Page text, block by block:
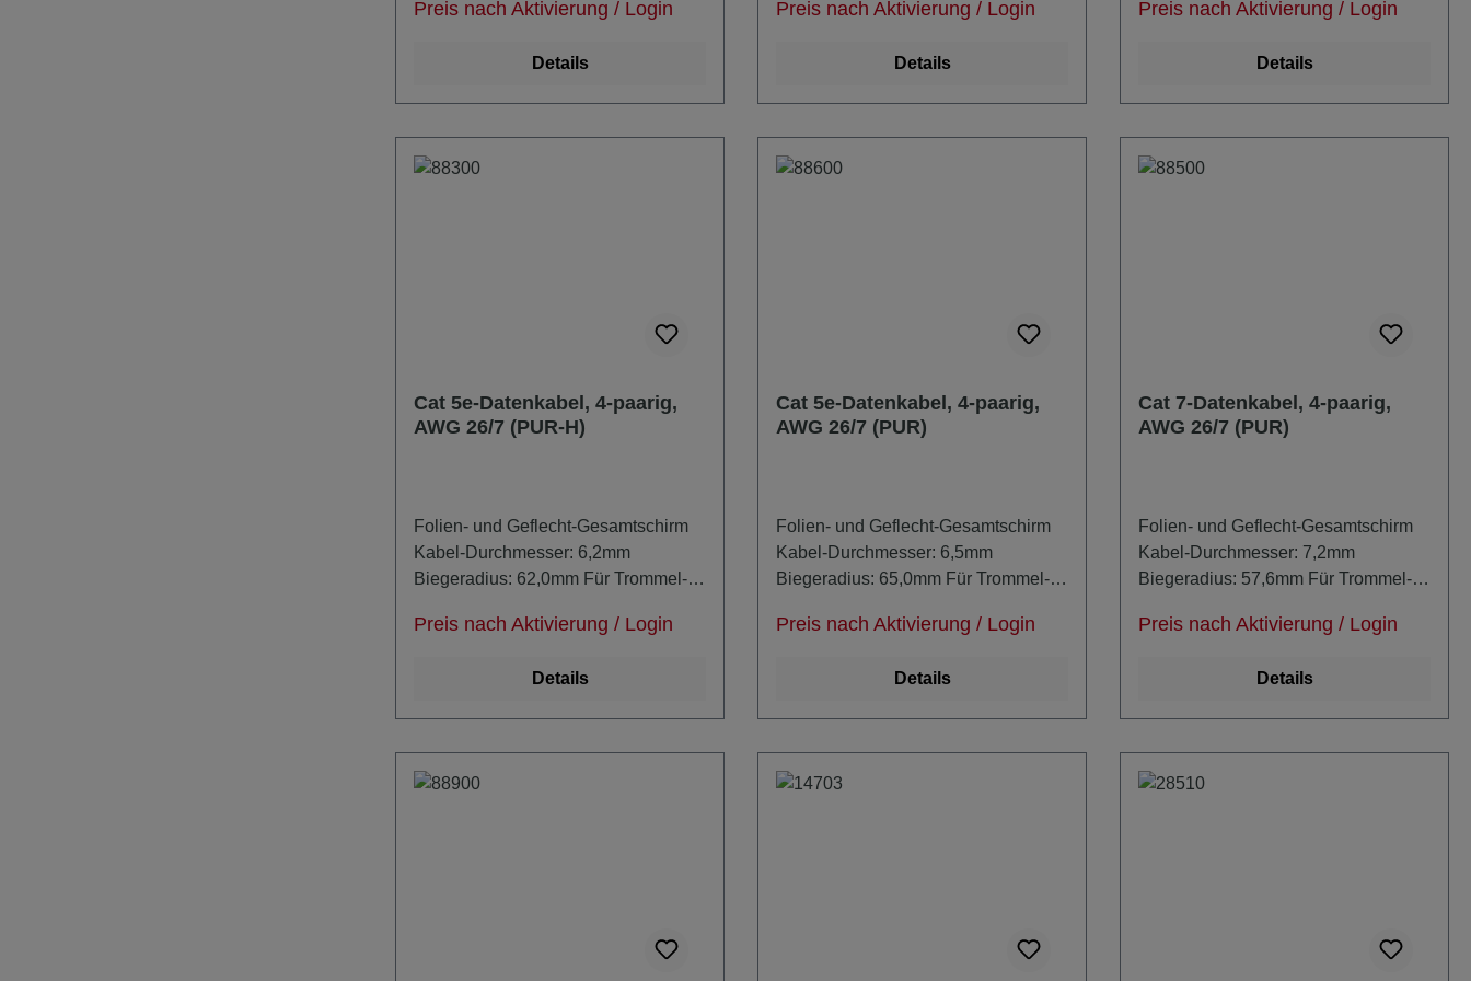
Biegeradius passender Stecker:
Artikelnr. 1908-A)
Preis nach Aktivierung / Login
Details
Biegeradius Ausführungen:
79642: 50,4mm 6,3mm 79643:
121,6mm 15,2mm 79651: 134,4mm
Preis nach Aktivierung / Login
Details
Kerndurchmesser = mindestens 2x
Preis nach Aktivierung / Login
Details
Cat 5e-Datenkabel, 4-paarig,
AWG 26/7 (PUR-H)
Folien- und Geflecht-Gesamtschirm
Kabel-Durchmesser: 6,2mm
Biegeradius: 62,0mm Für Trommel-
Kerndurchmesser = mindestens 2x
Preis nach Aktivierung / Login
Details
Cat 5e-Datenkabel, 4-paarig,
AWG 26/7 (PUR)
Folien- und Geflecht-Gesamtschirm
Kabel-Durchmesser: 6,5mm
Biegeradius: 65,0mm Für Trommel-
Kerndurchmesser = mindestens 2x
Preis nach Aktivierung / Login
Details
Cat 7-Datenkabel, 4-paarig,
AWG 26/7 (PUR)
Folien- und Geflecht-Gesamtschirm
Kabel-Durchmesser: 7,2mm
Biegeradius: 57,6mm Für Trommel-
Kerndurchmesser = mindestens 2x
Preis nach Aktivierung / Login
Details